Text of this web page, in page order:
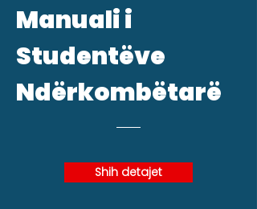
Manuali i
Studentëve
Ndërkombëtarë
Shih detajet